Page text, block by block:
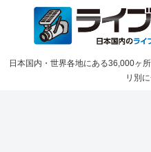
日本国内・世界各地にある36,000ヶ
リ別に